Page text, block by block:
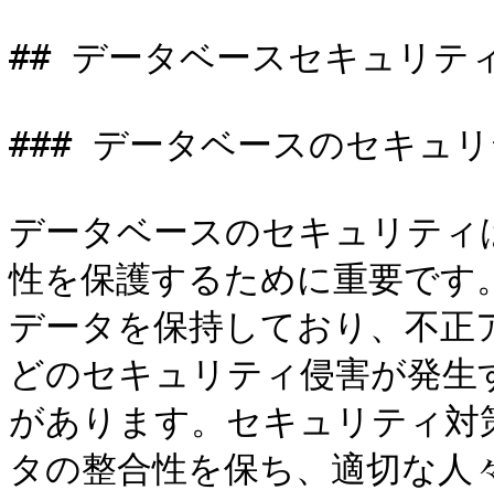
## データベースセキュリテ
### データベースのセキュ
データベースのセキュリテ
性を保護するために重要です
データを保持しており、不
どのセキュリティ侵害が発
があります。セキュリティ
タの整合性を保ち、適切な